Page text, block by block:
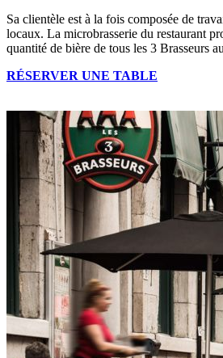
Sa clientèle est à la fois composée de
locaux. La microbrasserie du restaurant
quantité de bière de tous les 3 Brasseurs
RÉSERVER UNE TABLE